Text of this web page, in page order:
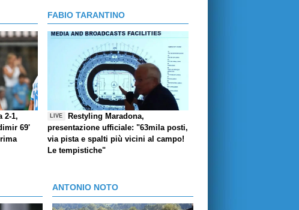
2-1,
69'
FABIO TARANTINO
LIVE
Restyling Maradona,
presentazione ufficiale: "63mila posti,
via pista e spalti più vicini al campo!
Le tempistiche"
ANTONIO NOTO